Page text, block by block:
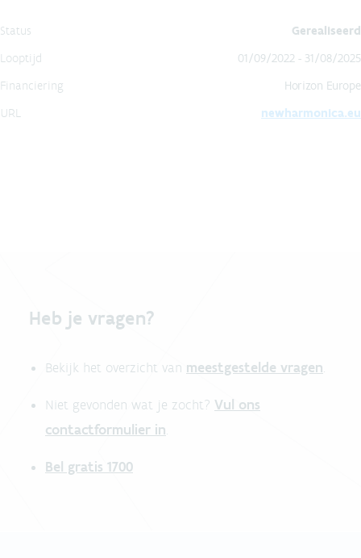
Status
Gerealiseerd
Looptijd
01/09/2022 - 31/08/2025
Financiering
Horizon Europe
URL
newharmonica.eu
Heb je vragen?
Bekijk het overzicht van meestgestelde vragen.
Niet gevonden wat je zocht? Vul ons
contactformulier in.
Bel gratis 1700